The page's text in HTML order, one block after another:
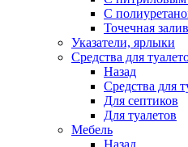
С
Точечная
Указатели, ярлыки
Средства для
Назад
Средства для
Для септиков
Для туалетов
Мебель
Назад